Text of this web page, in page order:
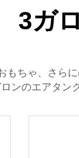
3ガ
もちゃ、さら
ンのエアタン